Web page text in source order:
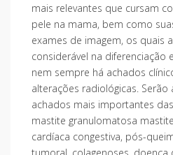
mais relevantes que cursam
pele na mama, bem como
exames de imagem, os quais
considerável na diferenciação
nem sempre há achados
alterações radiológicas.
achados mais importantes
mastite granulomatosa
cardíaca congestiva, pós-